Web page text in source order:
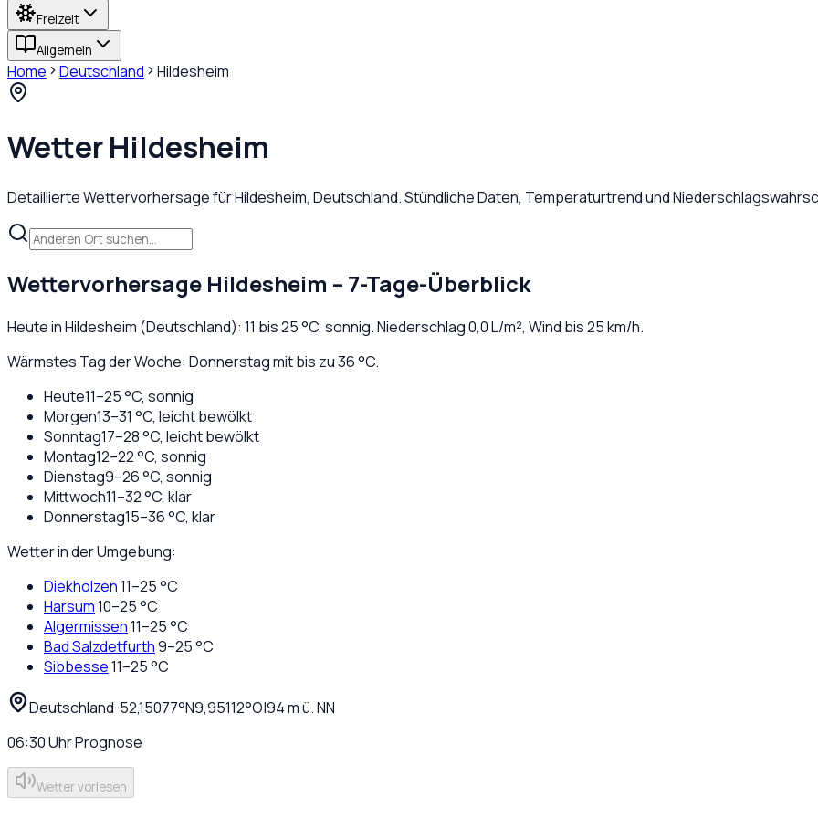
Freizeit
Allgemein
Home Deutschland Hildesheim
WetterHildesheim
Detaillierte Wettervorhersage fürHildesheim, Deutschland. Stündliche Daten, Temperaturtrend und
Wettervorhersage Hildesheim – 7-Tage-Überblick
Heute inHildesheim (Deutschland): 11 bis25°C, sonnig. Niederschlag0,0L/m², Wind bis25km/h.
Wärmstes Tag der Woche: Donnerstag mit bis zu 36 °C.
Heute11–25°C, sonnig
Morgen13–31 °C, leicht bewölkt
Sonntag17–28°C, leicht bewölkt
Montag12–22°C, sonnig
Dienstag9–26°C, sonnig
Mittwoch11–32°C, klar
Donnerstag15–36°C, klar
Wetter in der Umgebung:
Diekholzen11–25°C
Harsum10–25°C
Algermissen11–25°C
Bad Salzdetfurth9–25°C
Sibbesse11–25°C
Deutschland··52,15077°N9,95112°O|94m ü. NN
06:30UhrPrognose
Wetter vorlesen